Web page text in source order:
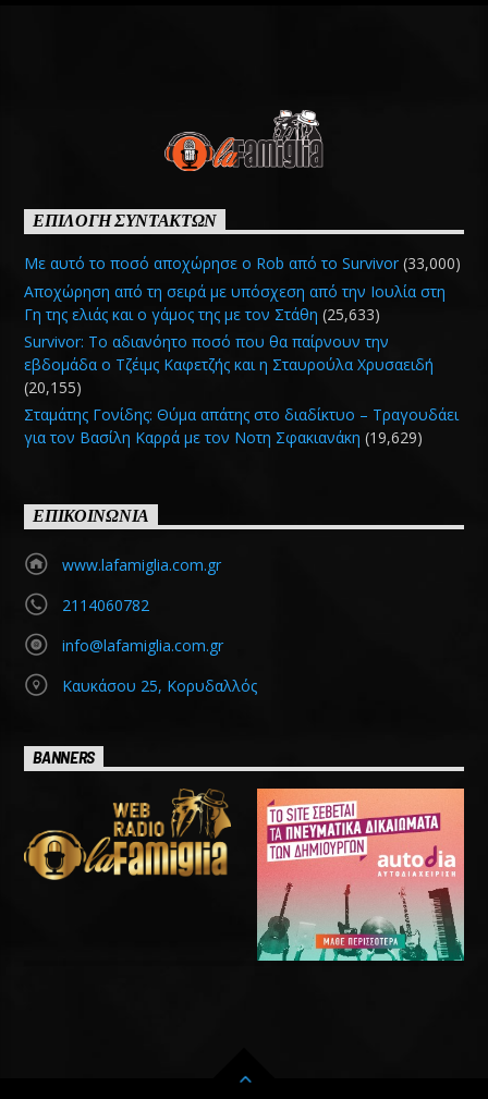
ΕΠΙΛΟΓΗ ΣΥΝΤΑΚΤΩΝ
Με αυτό το ποσό αποχώρησε ο Rob από το Survivor (33,000)
Αποχώρηση από τη σειρά με υπόσχεση από την Ιουλία στη
Γη της ελιάς και ο γάμος της με τον Στάθη (25,633)
Survivor: Το αδιανόητο ποσό που θα παίρνουν την
εβδομάδα ο Τζέιμς Καφετζής και η Σταυρούλα Χρυσαειδή
(20,155)
Σταμάτης Γονίδης: Θύμα απάτης στο διαδίκτυο – Τραγουδάει
για τον Βασίλη Καρρά με τον Νοτη Σφακιανάκη (19,629)
ΕΠΙΚΟΙΝΩΝΙΑ
www.lafamiglia.com.gr
2114060782
info@lafamiglia.com.gr
Καυκάσου 25, Κορυδαλλός
BANNERS